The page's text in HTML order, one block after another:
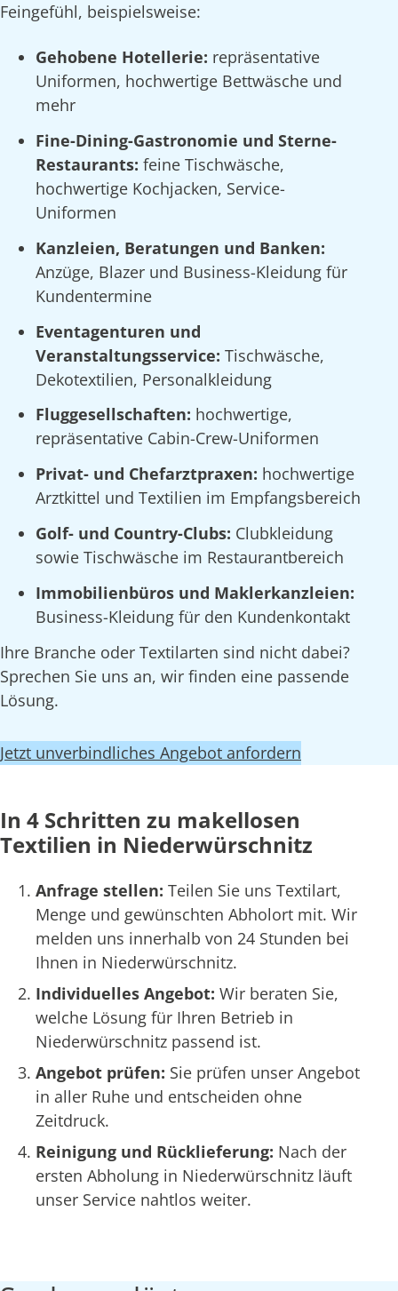
Feingefühl, beispielsweise:
Gehobene Hotellerie: repräsentative
Uniformen, hochwertige Bettwäsche und
mehr
Fine-Dining-Gastronomie und Sterne-
Restaurants: feine Tischwäsche,
hochwertige Kochjacken, Service-
Uniformen
Kanzleien, Beratungen und Banken:
Anzüge, Blazer und Business-Kleidung für
Kundentermine
Eventagenturen und
Veranstaltungsservice: Tischwäsche,
Dekotextilien, Personalkleidung
Fluggesellschaften: hochwertige,
repräsentative Cabin-Crew-Uniformen
Privat- und Chefarztpraxen: hochwertige
Arztkittel und Textilien im Empfangsbereich
Golf- und Country-Clubs: Clubkleidung
sowie Tischwäsche im Restaurantbereich
Immobilienbüros und Maklerkanzleien:
Business-Kleidung für den Kundenkontakt
Ihre Branche oder Textilarten sind nicht dabei?
Sprechen Sie uns an, wir finden eine passende
Lösung.
Jetzt unverbindliches Angebot anfordern
In 4 Schritten zu makellosen
Textilien in Niederwürschnitz
Anfrage stellen: Teilen Sie uns Textilart,
Menge und gewünschten Abholort mit. Wir
melden uns innerhalb von 24 Stunden bei
Ihnen in Niederwürschnitz.
Individuelles Angebot: Wir beraten Sie,
welche Lösung für Ihren Betrieb in
Niederwürschnitz passend ist.
Angebot prüfen: Sie prüfen unser Angebot
in aller Ruhe und entscheiden ohne
Zeitdruck.
Reinigung und Rücklieferung: Nach der
ersten Abholung in Niederwürschnitz läuft
unser Service nahtlos weiter.